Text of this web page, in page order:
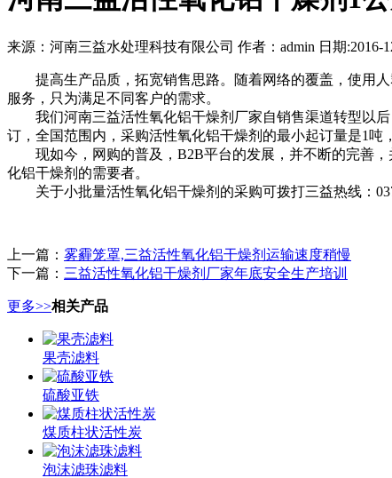
来源：河南三益水处理科技有限公司 作者：admin 日期:2016-
提高生产品质，拓宽销售思路。随着网络的覆盖，使用人
服务，只为满足不同客户的需求。
我们河南三益活性氧化铝干燥剂厂家自销售渠道转型以后
订，全国范围内，采购活性氧化铝干燥剂的最小起订量是1吨
现如今，网购的普及，B2B平台的发展，并不断的完善，
化铝干燥剂的需要者。
关于小批量活性氧化铝干燥剂的采购可拨打三益热线：
上一篇： 雾霾笼罩,三益活性氧化铝干燥剂运输速度稍慢
下一篇： 三益活性氧化铝干燥剂厂家年底安全生产培训
更多>>相关产品
果壳滤料
硫酸亚铁
煤质柱状活性炭
泡沫滤珠滤料